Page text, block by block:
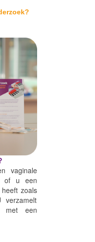
vaginale
of u een
zoals
verzamelt
met een